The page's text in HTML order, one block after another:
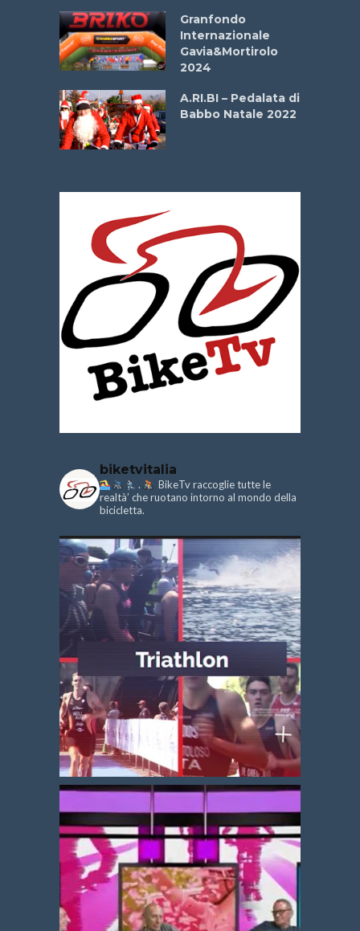
Granfondo
Internazionale
Gavia&Mortirolo
2024
A.RI.BI – Pedalata di
Babbo Natale 2022
biketvitalia
.
BikeTv raccoglie tutte le
realtà’ che ruotano intorno al mondo della
bicicletta.